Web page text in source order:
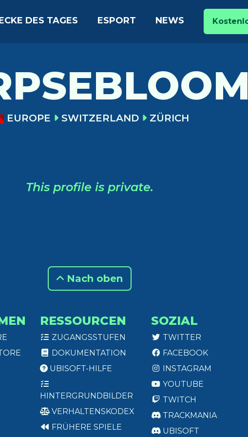
DES TAGES ESPORT NEWS
EUROPE SWITZERLAND ZÜRICH
This profile is private.
Nach oben
RESSOURCEN
ZUGANGSSTUFEN
DOKUMENTATION
UBISOFT-HILFE
HINTERGRUNDBILDER
VERHALTENSKODEX
FRÜHERE SPIELE
SOZIAL
TWITTER
FACEBOOK
INSTAGRAM
YOUTUBE
TWITCH
TRACKMANIA
UBISOFT